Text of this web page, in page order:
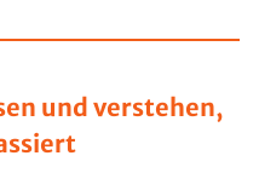
und verstehen,